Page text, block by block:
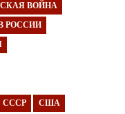
ВОЙНА
РОССИИ
СССР США